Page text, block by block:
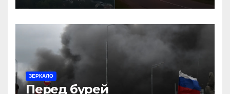
ЗЕРКАЛО
Перед бурей